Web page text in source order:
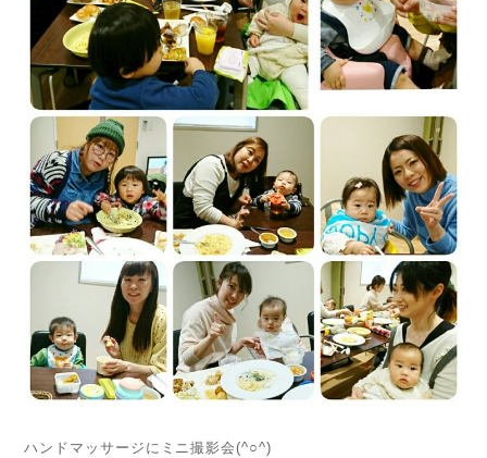
ハンドマッサージにミニ撮影会(^○^)